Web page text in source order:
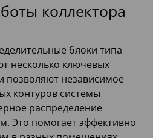
коллектора
блоки типа
несколько ключевых
позволяют независимое
контуров системы
распределение
Это помогает эффективно